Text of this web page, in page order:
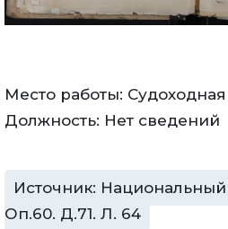
Место работы:
Должность: Нет сведений
Источник:
Оп.60. Д.71. Л. 64